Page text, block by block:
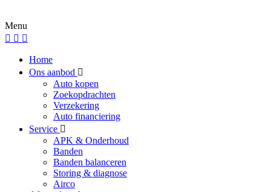
Menu
Home
Ons aanbod
Auto kopen
Zoekopdrachten
Verzekering
Auto financiering
Service
APK & Onderhoud
Banden
Banden balanceren
Storing & diagnose
Airco